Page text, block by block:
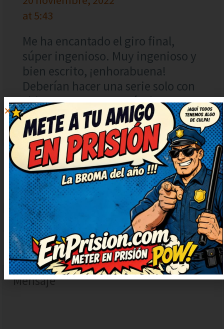
at 5:43
Me ha encantado el giro final,
súper ingenioso. Muy ingenioso y
bien escrito, ¡enhorabuena!
Deberían hacer una serie solo con
chistes como este. ¡Más de estos,
por favor! Me alegran el día.
DEJAR
UN
COMENTARIO